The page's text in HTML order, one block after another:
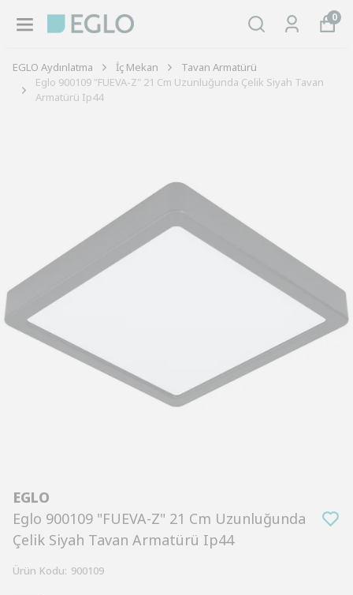
0
EGLO Aydınlatma İç Mekan
Tavan Armatürü
Eglo 900109 "FUEVA-Z" 21 Cm Uzunluğunda Çelik Siyah Tavan
Armatürü Ip44
EGLO
Eglo 900109 "FUEVA-Z" 21 Cm Uzunluğunda
Çelik Siyah Tavan Armatürü Ip44
Ürün Kodu: 900109